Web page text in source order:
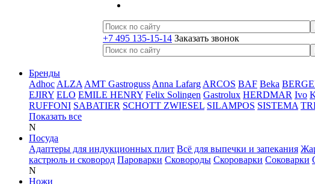
+7 495 135-15-14 Заказать звонок
Бренды
Adhoc ALZA AMT Gastroguss Anna Lafarg ARCOS BAF Beka
EJIRY ELO EMILE HENRY Felix Solingen Gastrolux HERDMAR Ivo
RUFFONI SABATIER SCHOTT ZWIESEL SILAMPOS SISTEMA
Показать все
N
Посуда
Адаптеры для индукционных плит Всё для выпечки и запекания
кастрюль и сковород Пароварки Сковороды Скороварки Соковарки
N
Ножи